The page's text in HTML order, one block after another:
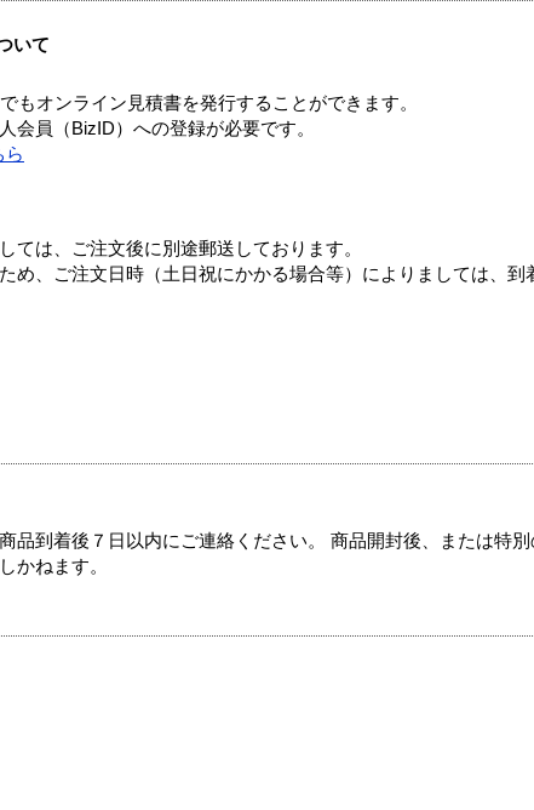
いて
もオンライン見積書を発行することができます。
員（BizID）への登録が必要です。
ら
ては、ご注文後に別途郵送しております。
め、ご注文日時（土日祝にかかる場合等）によりましては、到
品到着後７日以内にご連絡ください。 商品開封後、または特
かねます。